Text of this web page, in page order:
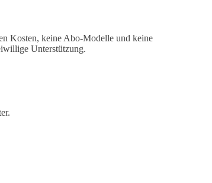
Kosten, keine Abo-Modelle und keine
Unterstützung.